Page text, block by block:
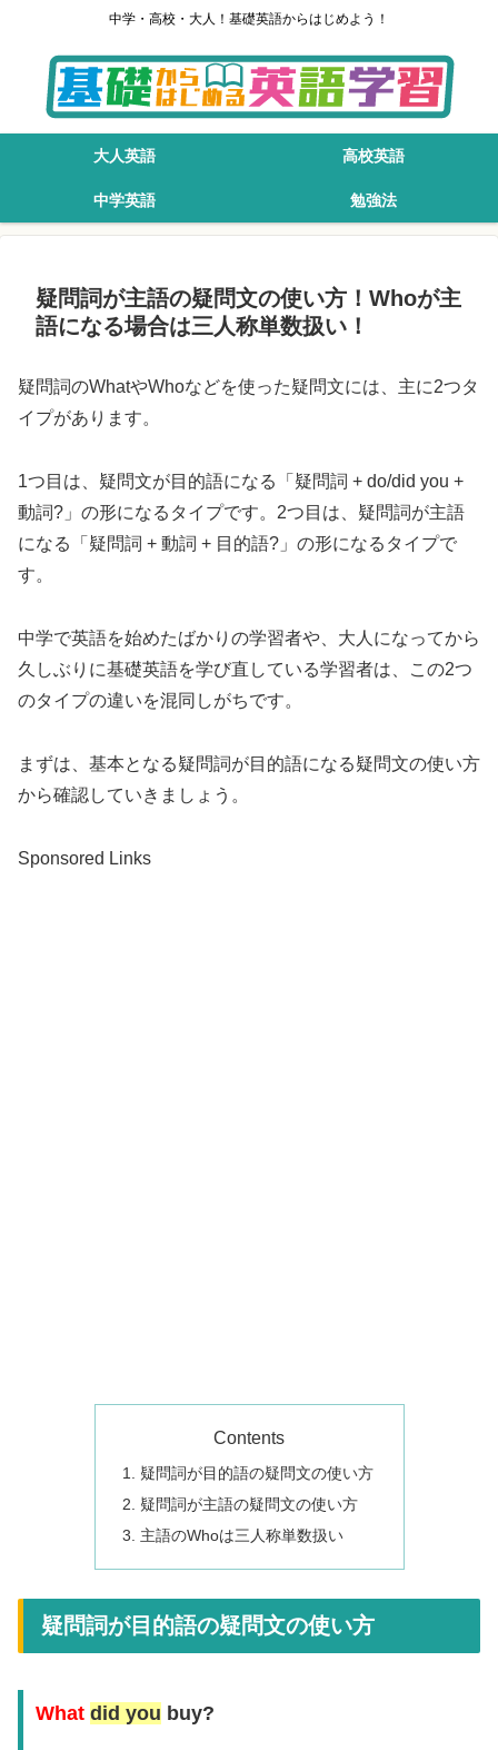
中学・高校・大人！基礎英語からはじめよう！
大人英語 高校英語
中学英語 勉強法
疑問詞が主語の疑問文の使い方！Whoが主
語になる場合は三人称単数扱い！
疑問詞のWhatやWhoなどを使った疑問文には、主に2つタ
イプがあります。
1つ目は、疑問文が目的語になる「疑問詞 + do/did you +
動詞?」の形になるタイプです。2つ目は、疑問詞が主語
になる「疑問詞 + 動詞 + 目的語?」の形になるタイプで
す。
中学で英語を始めたばかりの学習者や、大人になってから
久しぶりに基礎英語を学び直している学習者は、この2つ
のタイプの違いを混同しがちです。
まずは、基本となる疑問詞が目的語になる疑問文の使い方
から確認していきましょう。
Sponsored Links
Contents
疑問詞が目的語の疑問文の使い方
疑問詞が主語の疑問文の使い方
主語のWhoは三人称単数扱い
疑問詞が目的語の疑問文の使い方
What did you buy?